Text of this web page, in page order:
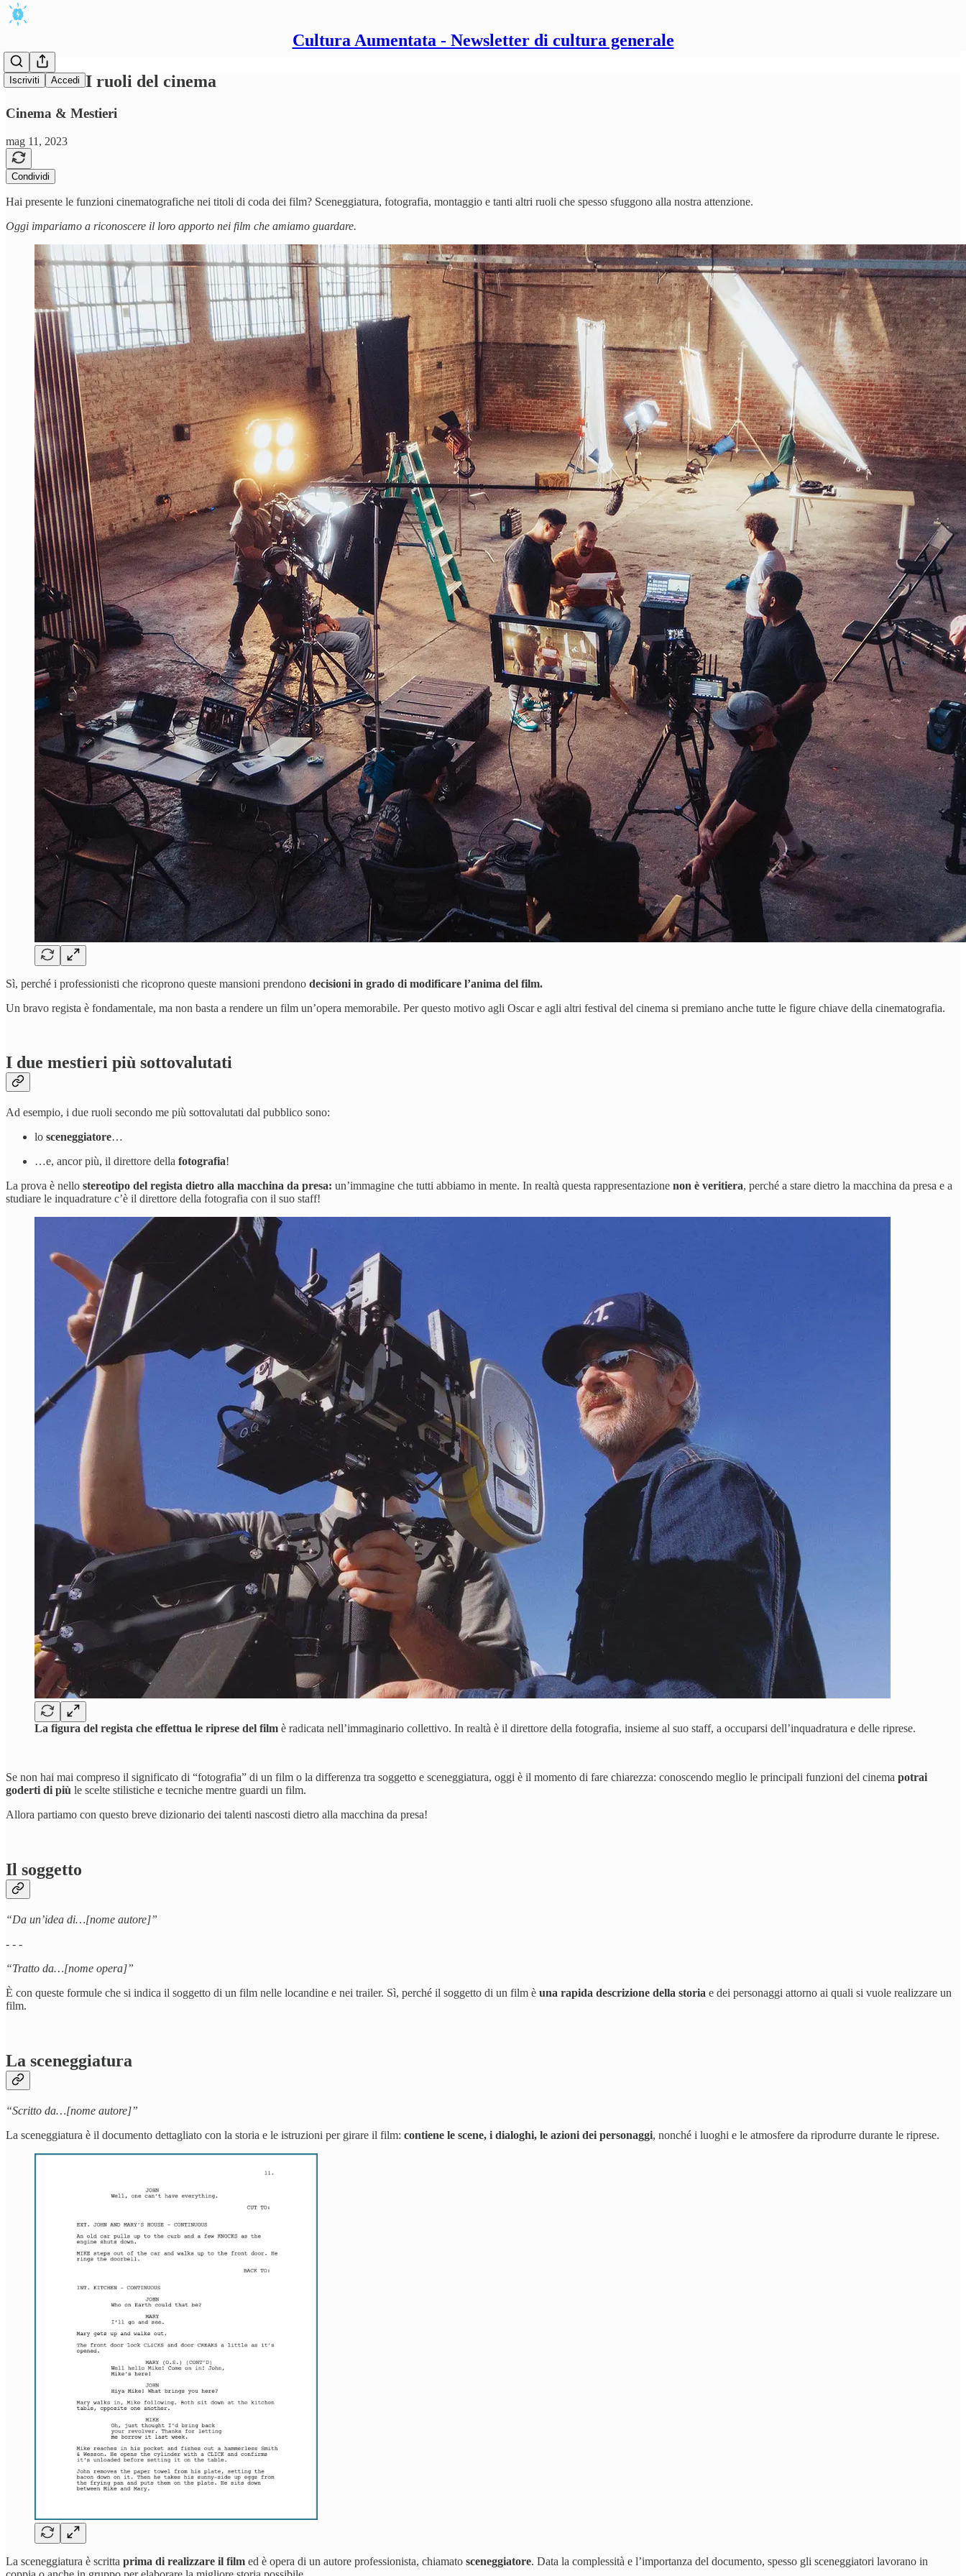
Cultura Aumentata - Newsletter di cultura generale
Iscriviti Accedi
#19/2023 - I ruoli del cinema
Cinema & Mestieri
mag 11, 2023
Condividi
Hai presente le funzioni cinematografiche nei titoli di coda dei film? Sceneggiatura, fotografia, montaggio e tanti altri ruoli che spesso sfuggono alla nostra attenzione.
Oggi impariamo a riconoscere il loro apporto nei film che amiamo guardare.
Sì, perché i professionisti che ricoprono queste mansioni prendono decisioni in grado di modificare l’anima del film.
Un bravo regista è fondamentale, ma non basta a rendere un film un’opera memorabile. Per questo motivo agli Oscar e agli altri festival del cinema si premiano anche tutte le figure chiave della cinematografia.
I due mestieri più sottovalutati
Ad esempio, i due ruoli secondo me più sottovalutati dal pubblico sono:
lo sceneggiatore…
…e, ancor più, il direttore della fotografia!
La prova è nello stereotipo del regista dietro alla macchina da presa: un’immagine che tutti abbiamo in mente. In realtà questa rappresentazione non è veritiera, perché a stare dietro la macchina da presa e a
studiare le inquadrature c’è il direttore della fotografia con il suo staff!
La figura del regista che effettua le riprese del film è radicata nell’immaginario collettivo. In realtà è il direttore della fotografia, insieme al suo staff, a occuparsi dell’inquadratura e delle riprese.
Se non hai mai compreso il significato di “fotografia” di un film o la differenza tra soggetto e sceneggiatura, oggi è il momento di fare chiarezza: conoscendo meglio le principali funzioni del cinema potrai
goderti di più le scelte stilistiche e tecniche mentre guardi un film.
Allora partiamo con questo breve dizionario dei talenti nascosti dietro alla macchina da presa!
Il soggetto
“Da un’idea di…[nome autore]”
- - -
“Tratto da…[nome opera]”
È con queste formule che si indica il soggetto di un film nelle locandine e nei trailer. Sì, perché il soggetto di un film è una rapida descrizione della storia e dei personaggi attorno ai quali si vuole realizzare un
film.
La sceneggiatura
“Scritto da…[nome autore]”
La sceneggiatura è il documento dettagliato con la storia e le istruzioni per girare il film: contiene le scene, i dialoghi, le azioni dei personaggi, nonché i luoghi e le atmosfere da riprodurre durante le riprese.
La sceneggiatura è scritta prima di realizzare il film ed è opera di un autore professionista, chiamato sceneggiatore. Data la complessità e l’importanza del documento, spesso gli sceneggiatori lavorano in